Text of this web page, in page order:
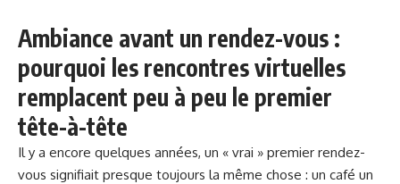
Ambiance avant un rendez-vous :
pourquoi les rencontres virtuelles
remplacent peu à peu le premier
tête-à-tête
Il y a encore quelques années, un « vrai » premier rendez-
vous signifiait presque toujours la même chose : un café un